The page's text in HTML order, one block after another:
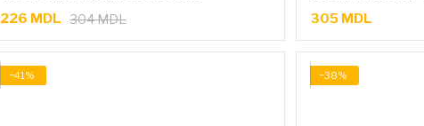
304 MDL
226 MDL
305 MDL
−41% −38%